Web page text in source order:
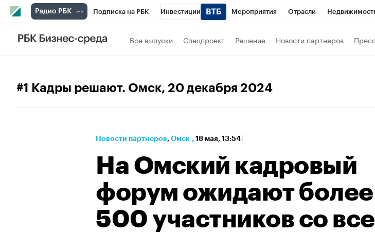
Подписка на РБК Инвестиции Мероприятия Отрасли
РБК Вино
Газета
Все выпуски Спецпроект Решение Новости партнеров
#1 Кадры решают. Омск, 20 декабря 2024
Новости партнеров⁠, Омск , 18 мая, 13:54
На Омский кадровый
форум ожидают более
500 участников со